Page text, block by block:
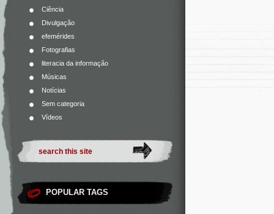
Ciência
Divulgação
efemérides
Fotografias
literacia da informação
Músicas
Notícias
Sem categoria
Vídeos
POPULAR TAGS